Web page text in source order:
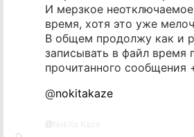
И мерзкое
время, хотя это уже
В общем продолжу как и
записывать в файл время
прочитанного сообщения
@nokitakaze
@